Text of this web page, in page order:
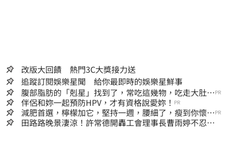
改版大回饋 熱門3C大獎接力送
追蹤訂閱娛樂星聞 給你最即時的娛樂星鮮事
腹部脂肪的「剋星」找到了，常吃這幾物，吃走大肚
囊，瘦出小蠻腰
PR
伴侶和妳一起預防HPV，才有資格說愛妳！ PR
減肥首選，檸檬加它，堅持一週，腰細了，瘦到你懷疑
人生
PR
田路路晚景淒涼！許常德開轟工會理事長曹雨婷不忍